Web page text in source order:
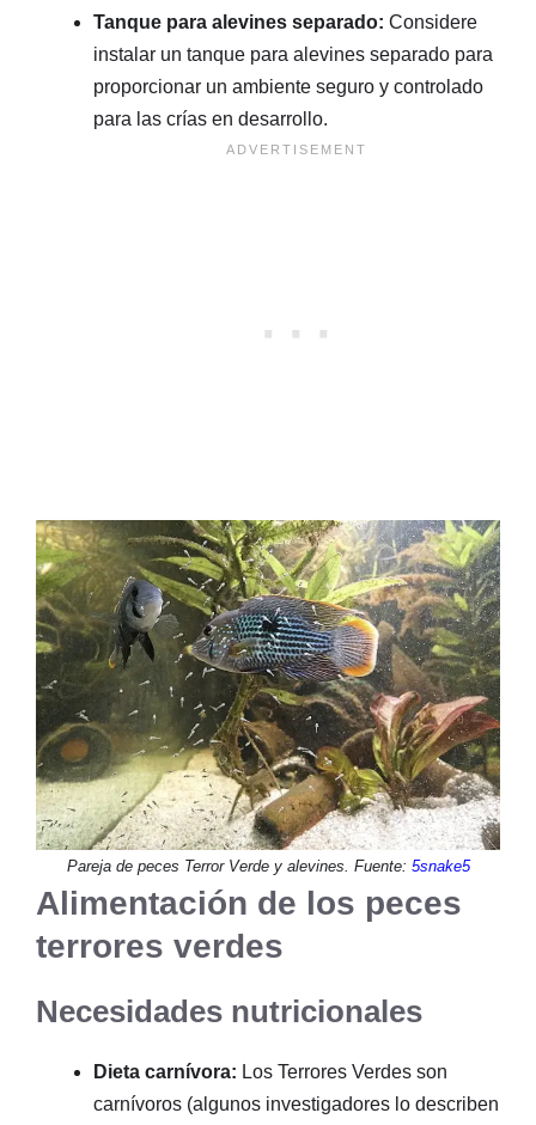
Tanque para alevines separado: Considere
instalar un tanque para alevines separado para
proporcionar un ambiente seguro y controlado
para las crías en desarrollo.
Pareja de peces Terror Verde y alevines. Fuente: 5snake5
Alimentación de los peces
terrores verdes
Necesidades nutricionales
Dieta carnívora: Los Terrores Verdes son
carnívoros (algunos investigadores lo describen